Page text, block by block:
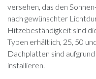
versehen, das den
nach gewünschter
Hitzebeständigkeit sind
Typen erhältlich, 25, 50
Dachplatten sind
installieren.